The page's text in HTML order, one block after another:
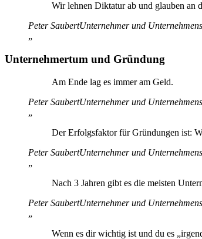
Wir lehnen Diktatur ab und glauben an
Peter SaubertUnternehmer und
„
Unternehmertum und Gründung
Am Ende lag es immer am Geld.
Peter SaubertUnternehmer und
„
Der Erfolgsfaktor für Gründungen ist:
Peter SaubertUnternehmer und
„
Nach 3 Jahren gibt es die meisten
Peter SaubertUnternehmer und
„
Wenn es dir wichtig ist und du es